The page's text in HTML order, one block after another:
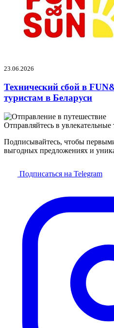
23.06.2026
Технический сбой в
туристам в Беларуси
Отправляйтесь в
Подписывайтесь, чтобы
выгодных предложениях и
Подписаться на Telegram